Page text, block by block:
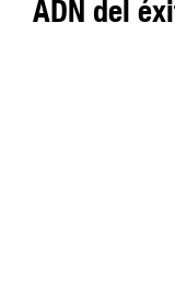
ADN del